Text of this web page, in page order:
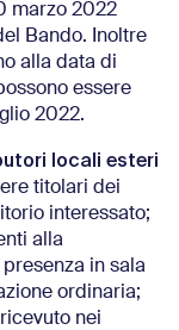
marzo 2022
Bando. Inoltre
alla data di
essere
2022.
locali esteri
titolari dei
interessato;
alla
in sala
ordinaria;
nei